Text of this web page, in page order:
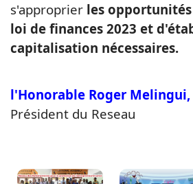
s'approprier les
loi de finances 2023 et
capitalisation nécessaires.
l'Honorable Roger Melingui,
Président du Reseau